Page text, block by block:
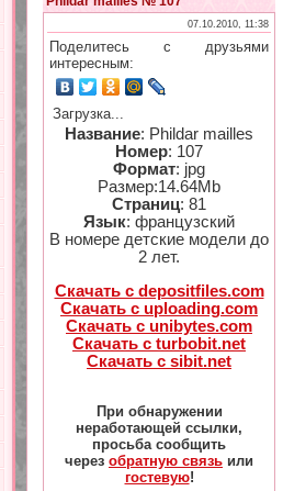
07.10.2010, 11:38
Поделитесь с друзьями
интересным:
Загрузка...
Название: Phildar mailles
Номер: 107
Формат: jpg
Размер:14.64Mb
Страниц: 81
Язык: французский
В номере детские модели до
2 лет.
Скачать с depositfiles.com
Скачать с uploading.com
Скачать с unibytes.com
Скачать с turbobit.net
Скачать с sibit.net
При обнаружении
неработающей ссылки,
просьба сообщить
через обратную связь или
гостевую!